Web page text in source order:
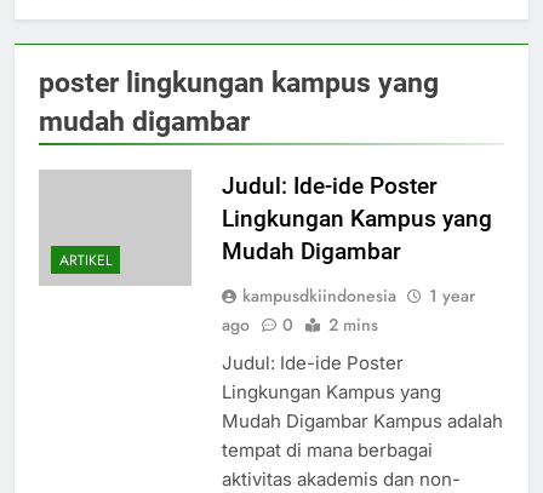
poster lingkungan kampus yang
mudah digambar
ARTIKEL
Judul: Ide-ide Poster
Lingkungan Kampus yang
Mudah Digambar
kampusdkiindonesia
1 year
ago
0 2 mins
Judul: Ide-ide Poster
Lingkungan Kampus yang
Mudah Digambar Kampus adalah
tempat di mana berbagai
aktivitas akademis dan non-